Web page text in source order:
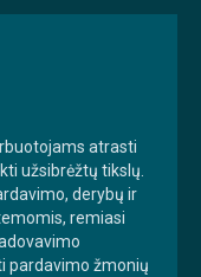
atrasti
užsibrėžtų tikslų.
derybų ir
remiasi
pardavimo žmonių